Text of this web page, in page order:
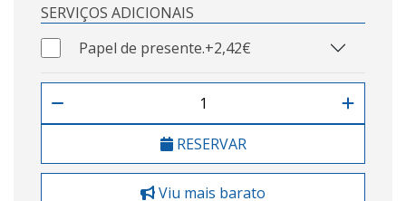
SERVIÇOS ADICIONAIS
Papel de presente.+2,42€
RESERVAR
Viu mais barato